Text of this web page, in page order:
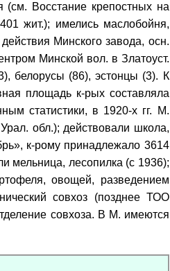
(см. Восстание крепостных на
жит.); имелись маслобойня,
Минского завода, осн.
Минской вол. в Златоуст.
белорусы (86), эстонцы (3). К
площадь к-рых составляла
статистики, в 1920-х гг. М.
обл.); действовали школа,
к-рому принадлежало 3614
мельница, лесопилка (с 1936);
овощей, разведением
совхоз (позднее ТОО
совхоза. В М. имеются